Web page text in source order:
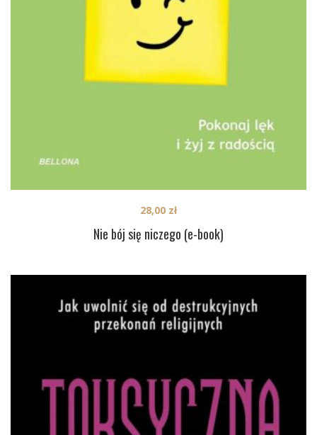
Nie bój się niczego (e-book)
28,00 zł